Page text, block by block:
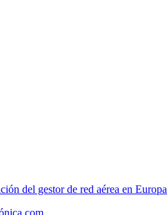
del gestor de red aérea en Europa